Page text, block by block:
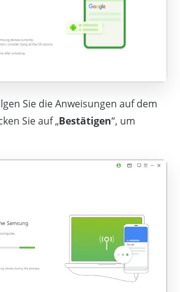
Sie die Anweisungen auf dem
Sie auf „Bestätigen“, um